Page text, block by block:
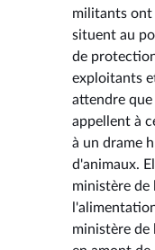
militants ont
situent au
de
exploitants
attendre que
appellent à
à un drame
d'animaux.
ministère de
ministère